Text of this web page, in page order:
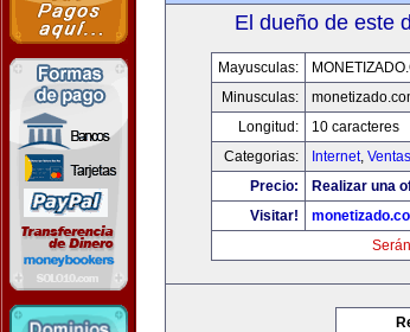
El dueño de este
Mayusculas:
Minusculas:
Longitud:
10 caracteres
Categorias:
Internet,
Precio:
Realizar una
Visitar!